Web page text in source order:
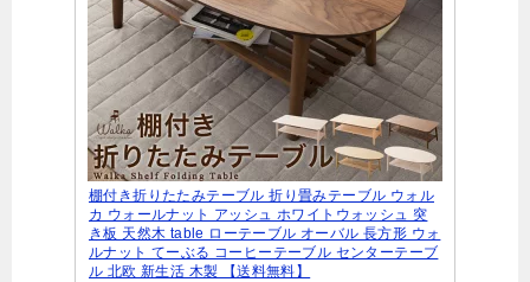
棚付き折りたたみテーブル 折り畳みテーブル ウォル
カ ウォールナット アッシュ ホワイトウォッシュ 突
き板 天然木 table ローテーブル オーバル 長方形 ウォ
ルナット てーぶる コーヒーテーブル センターテーブ
ル 北欧 新生活 木製 【送料無料】